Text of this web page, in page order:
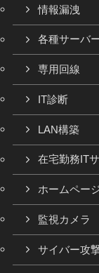
情報漏洩
各種サーバ
専用回線
IT診断
LAN構築
在宅勤務IT
ホームペー
監視カメラ
サイバー攻